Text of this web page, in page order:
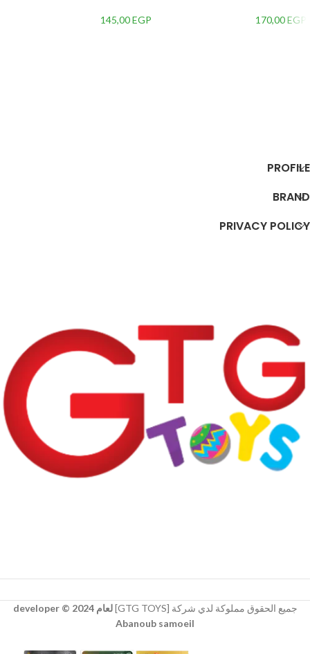
170,00EGP
145,00EGP
PROFILE
BRAND
PRIVACY POLICY
جميع الحقوق مملوكة لدي شركة [GTG TOYS]
لعام 2024 © developer
Abanoub samoeil